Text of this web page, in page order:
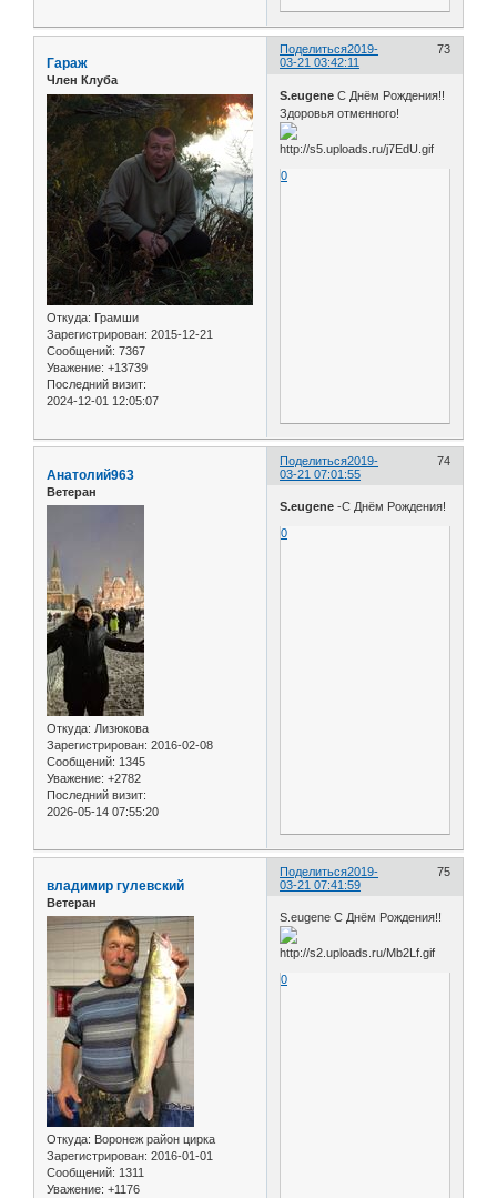
Поделиться 73
2019-
03-21 03:42:11
Гараж
Член Клуба
Откуда: Грамши
Зарегистрирован: 2015-12-21
Сообщений: 7367
Уважение: +13739
Последний визит:
2024-12-01 12:05:07
S.eugene С Днём Рождения!!
Здоровья отменного!
0
Поделиться 74
2019-
03-21 07:01:55
Анатолий963
Ветеран
Откуда: Лизюкова
Зарегистрирован: 2016-02-08
Сообщений: 1345
Уважение: +2782
Последний визит:
2026-05-14 07:55:20
S.eugene-С Днём Рождения!
0
Поделиться 75
2019-
03-21 07:41:59
владимир гулевский
Ветеран
Откуда: Воронеж район цирка
Зарегистрирован: 2016-01-01
Сообщений: 1311
Уважение: +1176
S.eugene С Днём Рождения!!
0